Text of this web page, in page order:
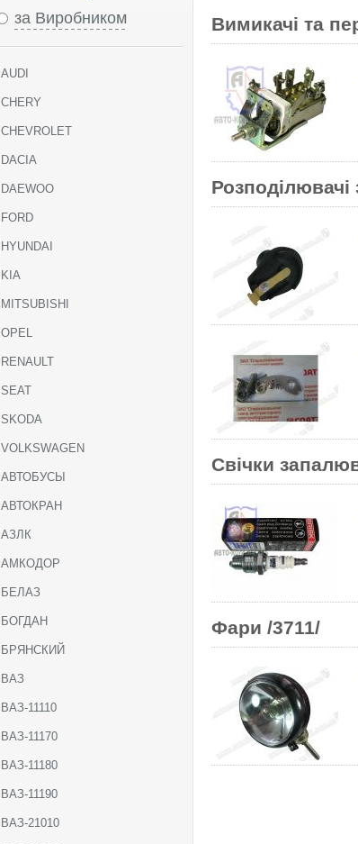
за Виробником
AUDI
CHERY
CHEVROLET
DACIA
DAEWOO
FORD
HYUNDAI
KIA
MITSUBISHI
OPEL
RENAULT
SEAT
SKODA
VOLKSWAGEN
АВТОБУСЫ
АВТОКРАН
АЗЛК
АМКОДОР
БЕЛАЗ
БОГДАН
БРЯНСКИЙ
ВАЗ
ВАЗ-11110
ВАЗ-11170
ВАЗ-11180
ВАЗ-11190
ВАЗ-21010
Вимикачі та
Свічки
Фари /3711/